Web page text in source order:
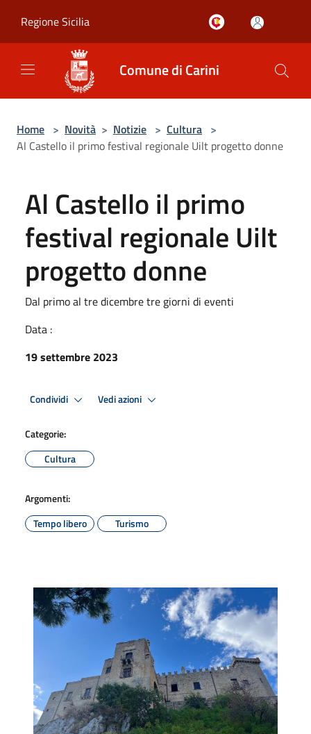
Regione Sicilia
Comune di Carini
Home > Novità > Notizie > Cultura >
Al Castello il primo festival regionale Uilt progetto donne
Al Castello il primo
festival regionale Uilt
progetto donne
Dal primo al tre dicembre tre giorni di eventi
Data :
19 settembre 2023
Condividi Vedi azioni
Categorie:
Cultura
Argomenti:
Tempo libero
Turismo